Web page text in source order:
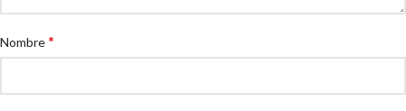
Nombre*